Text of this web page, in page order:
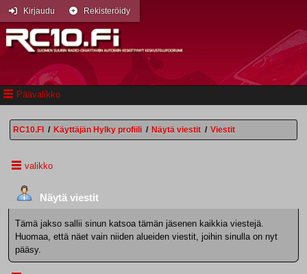
Päävalikko
Kirjaudu Rekisteröidy
RC10.FI / Käyttäjän Hylky profiili / Näytä viestit / Viestit
valikko
Näytä viestit
Tämä jakso sallii sinun katsoa tämän jäsenen kaikkia viestejä.
Huomaa, että näet vain niiden alueiden viestit, joihin sinulla on nyt
pääsy.